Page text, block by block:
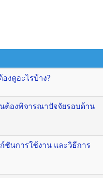
งดูอะไรบ้าง?
ต้องพิจารณาปัจจัยรอบด้าน
ชันการใช้งาน และวิธีการ